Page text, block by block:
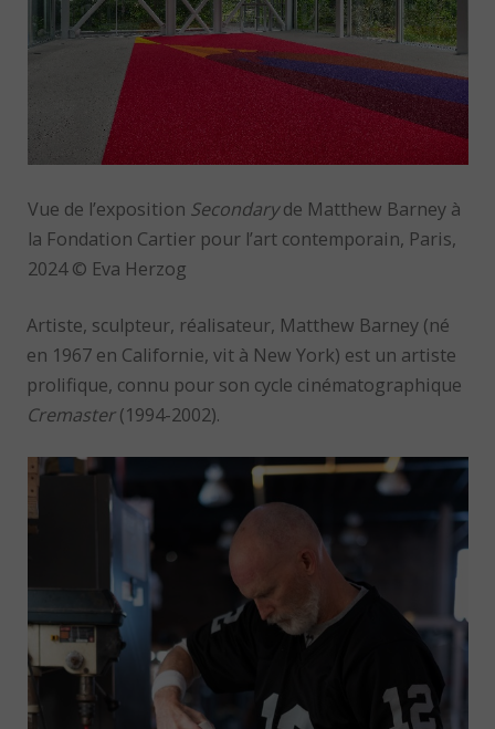
Vue de l’exposition Secondaryde Matthew Barney à
la Fondation Cartier pour l’art contemporain, Paris,
2024 © Eva Herzog
Artiste, sculpteur, réalisateur, Matthew Barney (né
en 1967 en Californie, vit à New York) est un artiste
prolifique, connu pour son cycle cinématographique
Cremaster(1994-2002).